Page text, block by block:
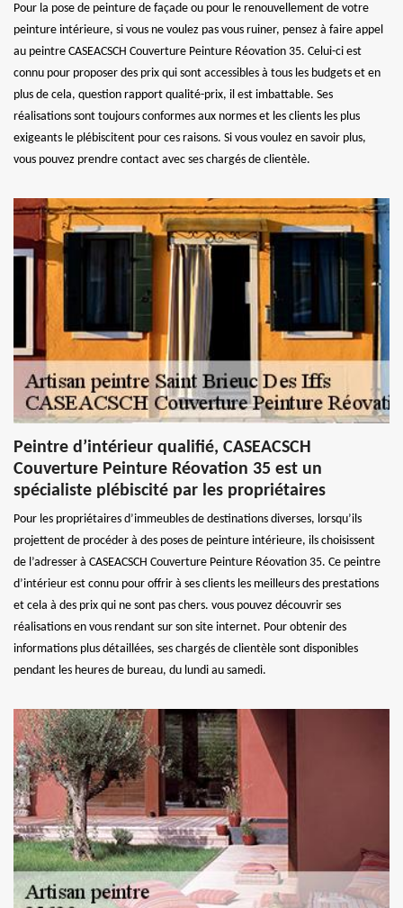
Pour la pose de peinture de façade ou pour le renouvellement de votre
peinture intérieure, si vous ne voulez pas vous ruiner, pensez à faire appel
au peintre CASEACSCH Couverture Peinture Réovation 35. Celui-ci est
connu pour proposer des prix qui sont accessibles à tous les budgets et en
plus de cela, question rapport qualité-prix, il est imbattable. Ses
réalisations sont toujours conformes aux normes et les clients les plus
exigeants le plébiscitent pour ces raisons. Si vous voulez en savoir plus,
vous pouvez prendre contact avec ses chargés de clientèle.
Peintre d’intérieur qualifié, CASEACSCH
Couverture Peinture Réovation 35 est un
spécialiste plébiscité par les propriétaires
Pour les propriétaires d’immeubles de destinations diverses, lorsqu’ils
projettent de procéder à des poses de peinture intérieure, ils choisissent
de l’adresser à CASEACSCH Couverture Peinture Réovation 35. Ce peintre
d’intérieur est connu pour offrir à ses clients les meilleurs des prestations
et cela à des prix qui ne sont pas chers. vous pouvez découvrir ses
réalisations en vous rendant sur son site internet. Pour obtenir des
informations plus détaillées, ses chargés de clientèle sont disponibles
pendant les heures de bureau, du lundi au samedi.